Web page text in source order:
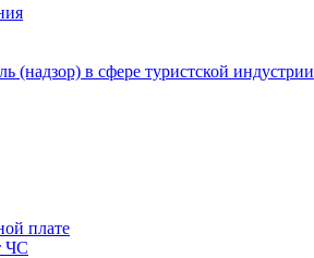
(надзор) в сфере туристской индустрии
плате
ЧС